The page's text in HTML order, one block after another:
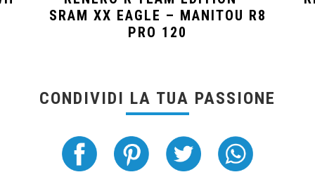
SRAM XX EAGLE – MANITOU R8
PRO 120
CONDIVIDI LA TUA PASSIONE